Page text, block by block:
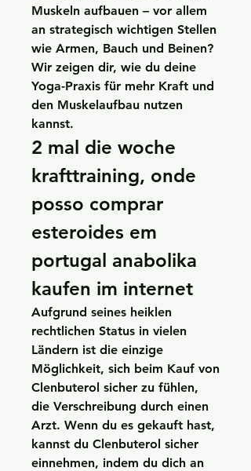
Muskeln aufbauen – vor allem
an strategisch wichtigen Stellen
wie Armen, Bauch und Beinen?
Wir zeigen dir, wie du deine
Yoga-Praxis für mehr Kraft und
den Muskelaufbau nutzen
kannst.
2 mal die woche
krafttraining, onde
posso comprar
esteroides em
portugal anabolika
kaufen im internet
Aufgrund seines heiklen
rechtlichen Status in vielen
Ländern ist die einzige
Möglichkeit, sich beim Kauf von
Clenbuterol sicher zu fühlen,
die Verschreibung durch einen
Arzt. Wenn du es gekauft hast,
kannst du Clenbuterol sicher
einnehmen, indem du dich an